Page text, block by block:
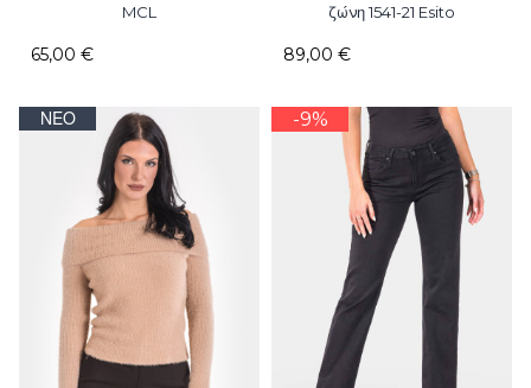
MCL
65,00 €
ζώνη 1541-21 Esito
89,00 €
ΝΈΟ -9%